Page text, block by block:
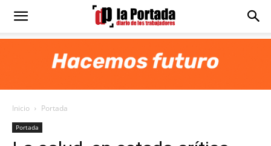
Diario
Portada
Inicio Portada
Portada